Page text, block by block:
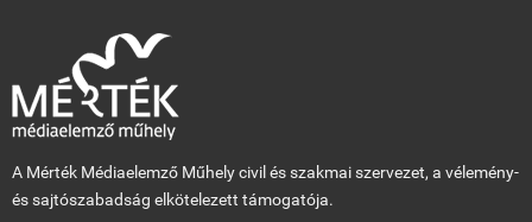
A Mérték Médiaelemző Műhely civil és szakmai szervezet, a vélemény-
és sajtószabadság elkötelezett támogatója.